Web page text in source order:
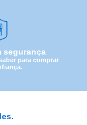
segurança
para comprar